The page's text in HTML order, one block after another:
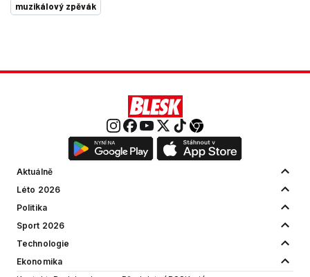
muzikálový zpěvák
Aktuálně
Léto 2026
Politika
Sport 2026
Technologie
Ekonomika